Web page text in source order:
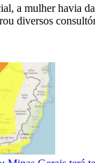
a mulher havia
diversos